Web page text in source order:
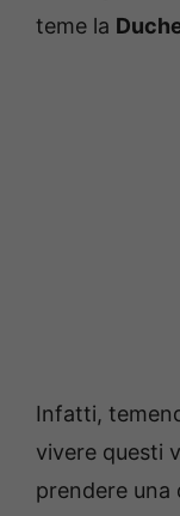
teme la
Infatti,
vivere questi
prendere una